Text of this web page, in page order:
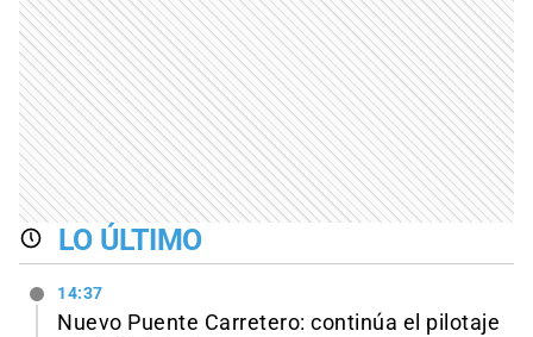
LO ÚLTIMO
14:37
Nuevo Puente Carretero: continúa el pilotaje